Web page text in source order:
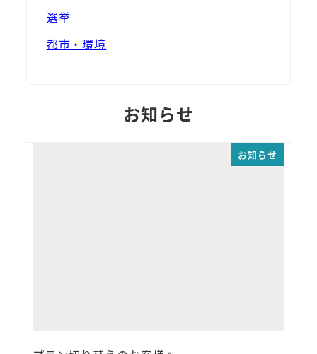
選挙
都市・環境
お知らせ
お知らせ